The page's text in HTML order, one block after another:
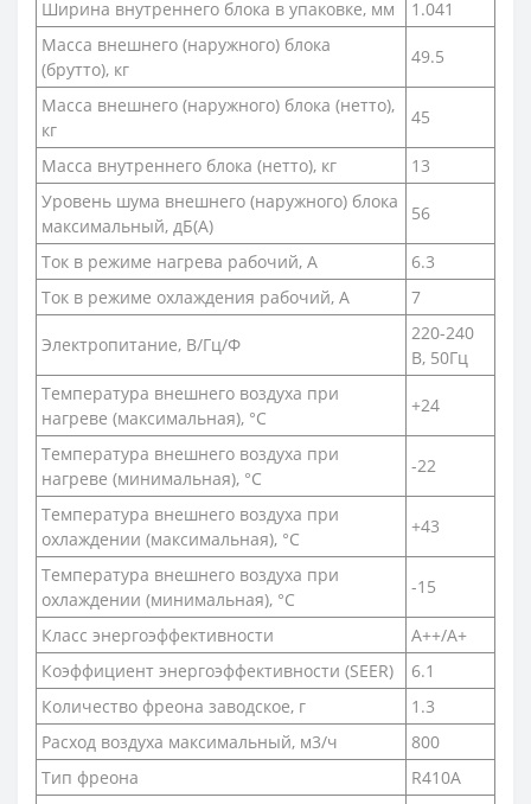
Ширина внутреннего блока в упаковке, мм
1.041
Масса внешнего (наружного) блока
(брутто), кг
49.5
Масса внешнего (наружного) блока (нетто),
кг
45
Масса внутреннего блока (нетто), кг
13
Уровень шума внешнего (наружного) блока
максимальный, дБ(А)
56
Ток в режиме нагрева рабочий, А
6.3
Ток в режиме охлаждения рабочий, А
7
Электропитание, В/Гц/Ф
220-240
В, 50Гц
Температура внешнего воздуха при
нагреве (максимальная), °С
+24
Температура внешнего воздуха при
нагреве (минимальная), °С
-22
Температура внешнего воздуха при
охлаждении (максимальная), °С
+43
Температура внешнего воздуха при
охлаждении (минимальная), °С
-15
Класс энергоэффективности
A++/A+
Коэффициент энергоэффективности (SEER)
6.1
Количество фреона заводское, г
1.3
Расход воздуха максимальный, м3/ч
800
Тип фреона
R410A